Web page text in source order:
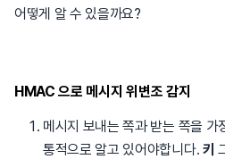
어떻게 알 수 있을까요?
HMAC 으로 메시지 위변조 감지
메시지 보내는 쪽과 받는 쪽을 가
통적으로 알고 있어야합니다. 키